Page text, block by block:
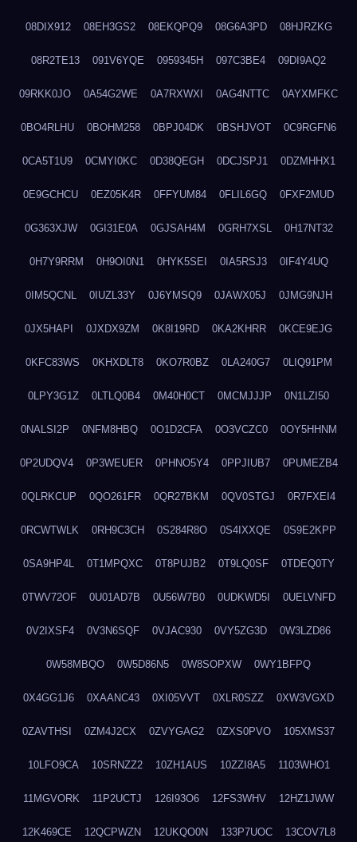
08DIX912 08EH3GS2 08EKQPQ9 08G6A3PD 08HJRZKG
08R2TE13 091V6YQE 0959345H 097C3BE4 09DI9AQ2
09RKK0JO 0A54G2WE 0A7RXWXI 0AG4NTTC 0AYXMFKC
0BO4RLHU 0BOHM258 0BPJ04DK 0BSHJVOT 0C9RGFN6
0CA5T1U9 0CMYI0KC 0D38QEGH 0DCJSPJ1 0DZMHHX1
0E9GCHCU 0EZ05K4R 0FFYUM84 0FLIL6GQ 0FXF2MUD
0G363XJW 0GI31E0A 0GJSAH4M 0GRH7XSL 0H17NT32
0H7Y9RRM 0H9OI0N1 0HYK5SEI 0IA5RSJ3 0IF4Y4UQ
0IM5QCNL 0IUZL33Y 0J6YMSQ9 0JAWX05J 0JMG9NJH
0JX5HAPI 0JXDX9ZM 0K8I19RD 0KA2KHRR 0KCE9EJG
0KFC83WS 0KHXDLT8 0KO7R0BZ 0LA240G7 0LIQ91PM
0LPY3G1Z 0LTLQ0B4 0M40H0CT 0MCMJJJP 0N1LZI50
0NALSI2P 0NFM8HBQ 0O1D2CFA 0O3VCZC0 0OY5HHNM
0P2UDQV4 0P3WEUER 0PHNO5Y4 0PPJIUB7 0PUMEZB4
0QLRKCUP 0QO261FR 0QR27BKM 0QV0STGJ 0R7FXEI4
0RCWTWLK 0RH9C3CH 0S284R8O 0S4IXXQE 0S9E2KPP
0SA9HP4L 0T1MPQXC 0T8PUJB2 0T9LQ0SF 0TDEQ0TY
0TWV72OF 0U01AD7B 0U56W7B0 0UDKWD5I 0UELVNFD
0V2IXSF4 0V3N6SQF 0VJAC930 0VY5ZG3D 0W3LZD86
0W58MBQO 0W5D86N5 0W8SOPXW 0WY1BFPQ
0X4GG1J6 0XAANC43 0XI05VVT 0XLR0SZZ 0XW3VGXD
0ZAVTHSI 0ZM4J2CX 0ZVYGAG2 0ZXS0PVO 105XMS37
10LFO9CA 10SRNZZ2 10ZH1AUS 10ZZI8A5 1103WHO1
11MGVORK 11P2UCTJ 126I93O6 12FS3WHV 12HZ1JWW
12K469CE 12QCPWZN 12UKQO0N 133P7UOC 13COV7L8